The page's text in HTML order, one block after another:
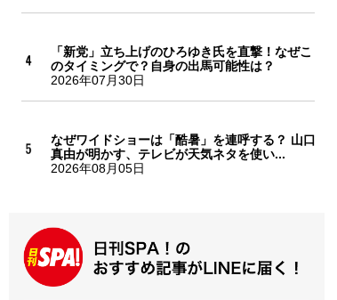
「新党」立ち上げのひろゆき氏を直撃！なぜこ
のタイミングで？自身の出馬可能性は？
2026年07月30日
なぜワイドショーは「酷暑」を連呼する？ 山口
真由が明かす、テレビが天気ネタを使い...
2026年08月05日